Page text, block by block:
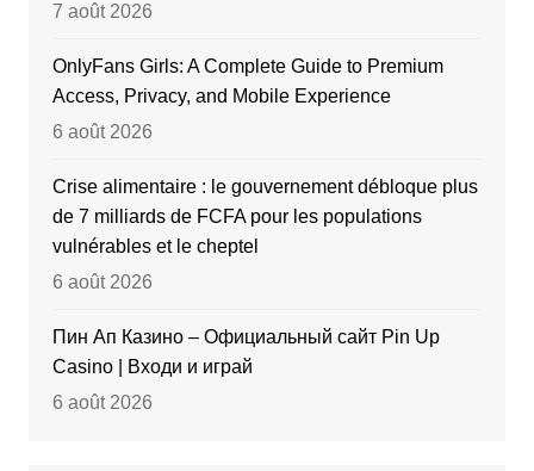
7 août 2026
OnlyFans Girls: A Complete Guide to Premium
Access, Privacy, and Mobile Experience
6 août 2026
Crise alimentaire : le gouvernement débloque plus
de 7 milliards de FCFA pour les populations
vulnérables et le cheptel
6 août 2026
Пин Ап Казино – Официальный сайт Pin Up
Casino | Входи и играй
6 août 2026